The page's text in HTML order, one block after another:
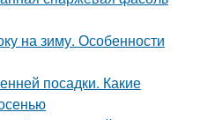
на зиму. Особенности
посадки. Какие